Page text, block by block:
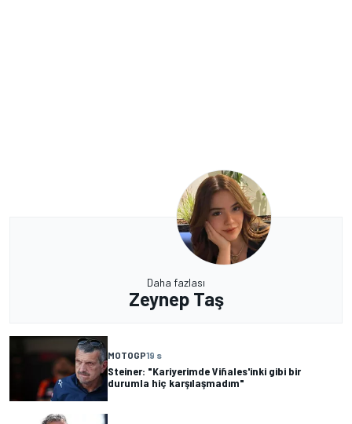
Daha fazlası
Zeynep Taş
MOTOGP19 s
Steiner: "Kariyerimde Viñales'inki gibi bir
durumla hiç karşılaşmadım"